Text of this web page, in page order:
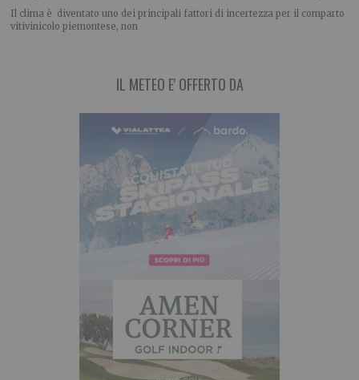
Il clima è diventato uno dei principali fattori di incertezza per il comparto
vitivinicolo piemontese, non
IL METEO E' OFFERTO DA